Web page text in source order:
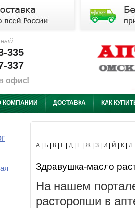
335
337
офис!
КОМПАНИИ ДОСТАВКА КАК
А Б В Г Д Е Ж З И Й К Л
Здравушка-масло
На нашем
расторопши в